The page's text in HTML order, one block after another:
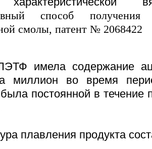
имела содержание
миллион во время
постоянной в течение
плавления продукта